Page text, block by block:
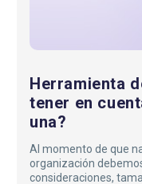
Herramienta
tener en
una?
Al momento de que
organización
consideraciones,